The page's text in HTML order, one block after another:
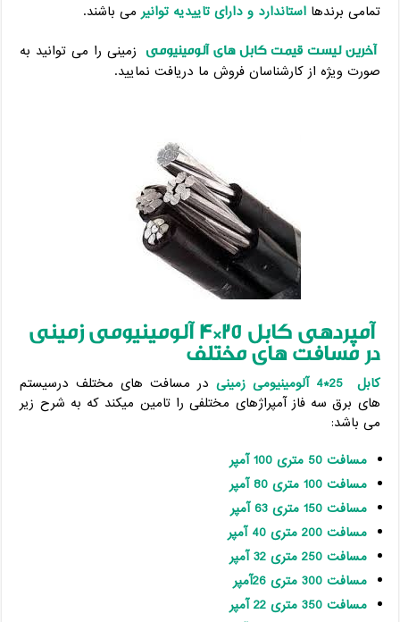
تمامی برندهااستاندارد و دارای تاییدیه توانیر می باشند.
آخرین لیست قیمت کابل های آلومینیومی زمینی را می توانید به
صورت ویژه از کارشناسان فروش ما دریافت نمایید.
آمپردهی کابل 25*4 آلومینیومی زمینی
در مسافت های مختلف
کابل 25*4 آلومینیومی زمینی
در مسافت های مختلف درسیستم
های برق سه فاز آمپراژهای مختلفی را تامین میکند که به شرح زیر
می باشد:
مسافت 50 متری 100 آمپر
مسافت 100 متری 80 آمپر
مسافت 150 متری 63 آمپر
مسافت 200 متری 40 آمپر
مسافت 250 متری 32 آمپر
مسافت 300 متری 26آمپر
مسافت 350 متری 22 آمپر